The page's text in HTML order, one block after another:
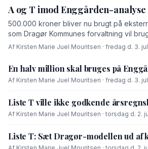
A og T imod Enggården-analyse
500.000 kroner bliver nu brugt på
som Dragør Kommunes forvaltning vil
forhandle med OK-fonden om en
Af Kirsten Marie Juel Mouritsen · fredag d. 3.
En halv million skal bruges på
Af Kirsten Marie Juel Mouritsen · fredag d. 3.
Liste T ville ikke godkende
Af Kirsten Marie Juel Mouritsen · torsdag d. 2.
Liste T: Sæt Dragør-modellen ud af